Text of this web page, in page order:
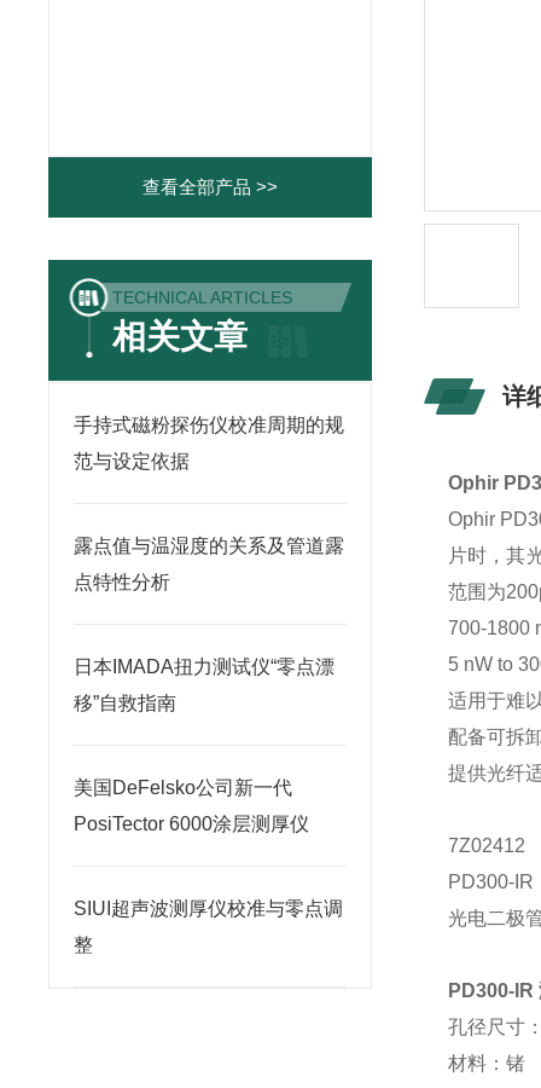
查看全部产品 >>
TECHNICAL ARTICLES
相关文章
手持式磁粉探伤仪校准周期的规
范与设定依据
露点值与温湿度的关系及管道露
点特性分析
日本IMADA扭力测试仪“零点漂
移”自救指南
美国DeFelsko公司新一代
PosiTector 6000涂层测厚仪
SIUI超声波测厚仪校准与零点调
整
详
Ophir
Ophir
片时，其
范围为
700-1800
5 nW to
适用于难
配备可拆
提供光纤
7Z02412
PD300-IR
光电二极
PD300-IR
孔径尺寸
材料：锗